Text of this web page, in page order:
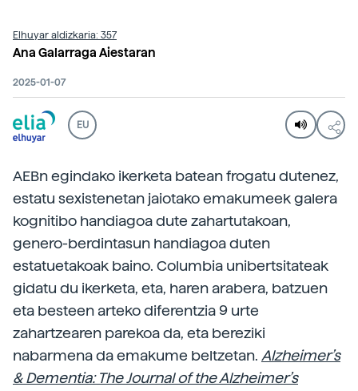
Elhuyar aldizkaria: 357
Ana Galarraga Aiestaran
2025-01-07
EU
AEBn egindako ikerketa batean frogatu dutenez,
estatu sexistenetan jaiotako emakumeek galera
kognitibo handiagoa dute zahartutakoan,
genero-berdintasun handiagoa duten
estatuetakoak baino. Columbia unibertsitateak
gidatu du ikerketa, eta, haren arabera, batzuen
eta besteen arteko diferentzia 9 urte
zahartzearen parekoa da, eta bereziki
nabarmena da emakume beltzetan. Alzheimer’s
& Dementia: The Journal of the Alzheimer’s